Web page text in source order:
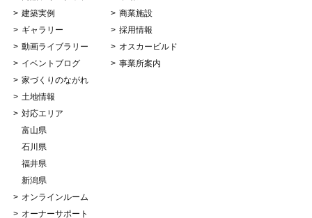
建築実例
ギャラリー
動画ライブラリー
イベントブログ
家づくりのながれ
土地情報
対応エリア
富山県
石川県
福井県
新潟県
オンラインルーム
オーナーサポート
商業施設
採用情報
オスカービルド
事業所案内